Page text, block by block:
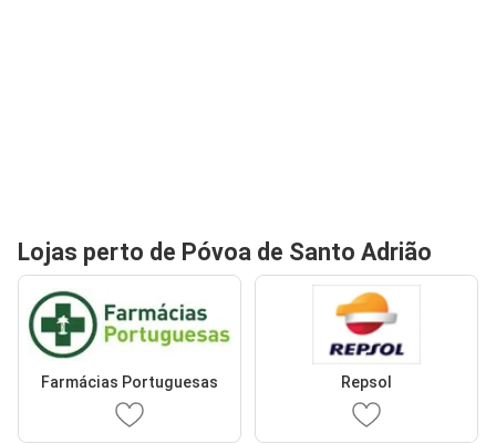
Lojas perto de Póvoa de Santo Adrião
Farmácias Portuguesas Repsol